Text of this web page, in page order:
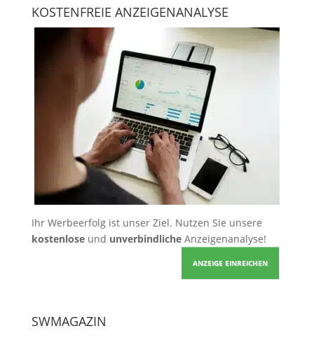
KOSTENFREIE ANZEIGENANALYSE
Ihr Werbeerfolg ist unser Ziel. Nutzen Sie unsere
kostenloseund unverbindlicheAnzeigenanalyse!
ANZEIGE EINREICHEN
SWMAGAZIN